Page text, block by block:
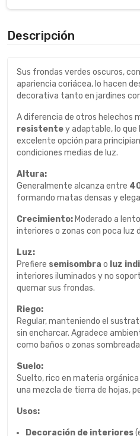
Descripción
Sus frondas verdes oscuros,
apariencia coriácea, lo hacen
decorativa tanto en jardines
A diferencia de otros helechos
resistentey adaptable, lo
excelente opción para
condiciones medias de luz.
Altura:
Generalmente alcanza entre
formando matas densas y
Crecimiento: Moderado a
interiores o zonas con poca luz
Luz:
Prefiere semisombra o luz
interiores iluminados y no
quemar sus frondas.
Riego:
Regular, manteniendo el
sin encharcar. Agradece
como baños o zonas
Suelo:
Suelto, rico en materia orgánica
una mezcla de tierra de hojas,
Usos:
Decoración de interiores